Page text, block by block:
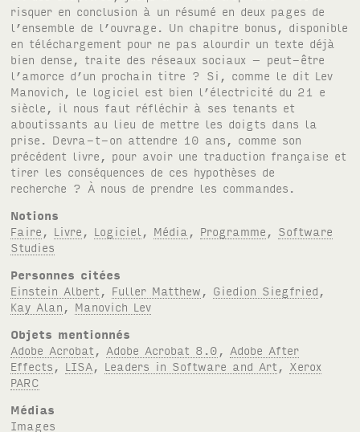
risquer en conclusion à un résumé en deux pages de
l’ensemble de l’ouvrage. Un chapitre bonus, disponible
en téléchargement pour ne pas alourdir un texte déjà
bien dense, traite des réseaux sociaux – peut-être
l’amorce d’un prochain titre ? Si, comme le dit Lev
Manovich, le logiciel est bien l’électricité du 21 e
siècle, il nous faut réfléchir à ses tenants et
aboutissants au lieu de mettre les doigts dans la
prise. Devra-t-on attendre 10 ans, comme son
précédent livre, pour avoir une traduction française et
tirer les conséquences de ces hypothèses de
recherche ? À nous de prendre les commandes.
Notions
Faire
Livre Logiciel Média Programme
Software
Studies
Personnes citées
Einstein Albert
Fuller Matthew Giedion Siegfried
Kay Alan
Manovich Lev
Objets mentionnés
Adobe Acrobat
Adobe Acrobat 8.0
Adobe After
Effects
LISA Leaders in Software and Art
Xerox
PARC
Médias
Images